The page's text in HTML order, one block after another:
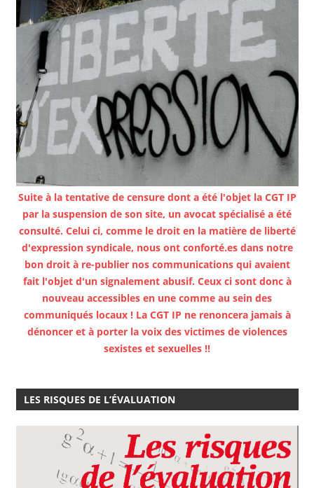
Suite à la tentative de censure dont a été l'objet la CGT IP
par la suspension de son site, un avocat spécialisé a été
consulté. Celui ci, comme le droit en la matière de liberté
d'expression syndicale, nous ont conforté.es dans notre
bon droit à re-publier nos communications qui avaient
fait l'objet d'un signalement abusif. Ceux ci sont donc à
nouveau accessibles en une comme au sein des
communiqués locaux ! La CGT IP ne renoncera jamais à
dénoncer et à porter la voix des victimes de violences
sexistes et sexuelles !!
LES RISQUES DE L’ÉVALUATION